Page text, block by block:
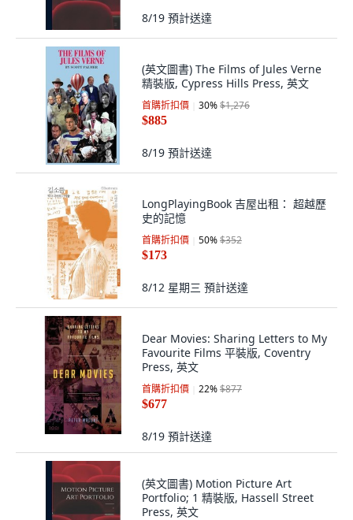
8/19 預計送達
(英文圖書) The Films of Jules Verne
精裝版, Cypress Hills Press, 英文
首購折扣價 30%$1,276
$885
8/19 預計送達
LongPlayingBook 吉屋出租： 超越歷
史的記憶
首購折扣價 50%$352
$173
8/12 星期三 預計送達
Dear Movies: Sharing Letters to My
Favourite Films 平裝版, Coventry
Press, 英文
首購折扣價 22%$877
$677
8/19 預計送達
(英文圖書) Motion Picture Art
Portfolio; 1 精裝版, Hassell Street
Press, 英文